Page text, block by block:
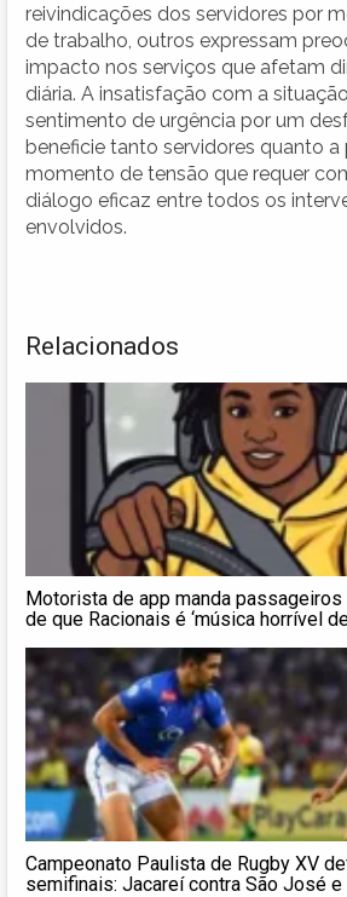
reivindicações dos servidores por
de trabalho, outros expressam
impacto nos serviços que afetam
diária. A insatisfação com a
sentimento de urgência por um
beneficie tanto servidores quanto a
momento de tensão que requer
diálogo eficaz entre todos os
envolvidos.
Relacionados
Motorista de app manda
de que Racionais é ‘música horrível
Campeonato Paulista de Rugby XV
semifinais: Jacareí contra São José